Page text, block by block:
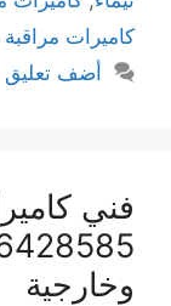
كاميرات مراقبة
أضف تعليق
فني
وخارجية